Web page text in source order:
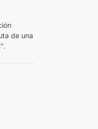
de una